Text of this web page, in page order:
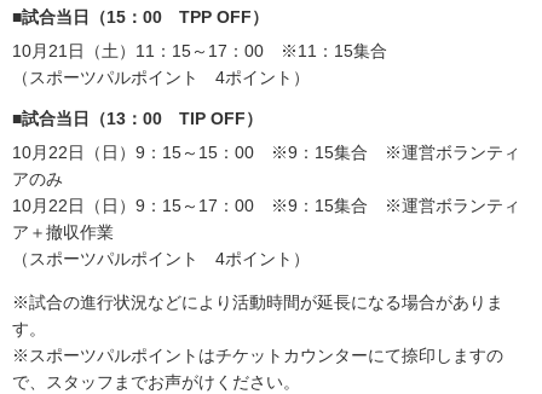
■試合当日（15：00 TPP OFF）
10月21日（土）11：15～17：00 ※11：15集合
（スポーツパルポイント 4ポイント）
■試合当日（13：00 TIP OFF）
10月22日（日）9：15～15：00 ※9：15集合 ※運営ボランティ
アのみ
10月22日（日）9：15～17：00 ※9：15集合 ※運営ボランティ
ア＋撤収作業
（スポーツパルポイント 4ポイント）
※試合の進行状況などにより活動時間が延長になる場合がありま
す。
※スポーツパルポイントはチケットカウンターにて捺印しますの
で、スタッフまでお声がけください。